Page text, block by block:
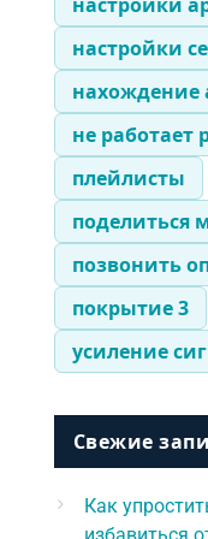
настройки
нахождение
не работает
плейлисты
поделиться
позвонить
покрытие 3
усиление
Свежие
Как